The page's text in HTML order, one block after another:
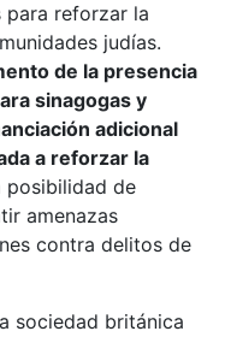
para reforzar la
judías.
de la presencia
sinagogas y
adicional
a reforzar la
posibilidad de
amenazas
contra delitos de
sociedad británica